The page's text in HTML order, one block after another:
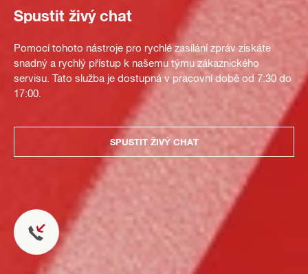
Spustit živý chat
Pomocí tohoto nástroje pro rychlé zasílání zpráv získáte
snadný a rychlý přístup k našemu týmu zákaznického
servisu. Tato služba je dostupná v pracovní době od 7:30 do
17:00.
SPUSTIT ŽIVÝ CHAT